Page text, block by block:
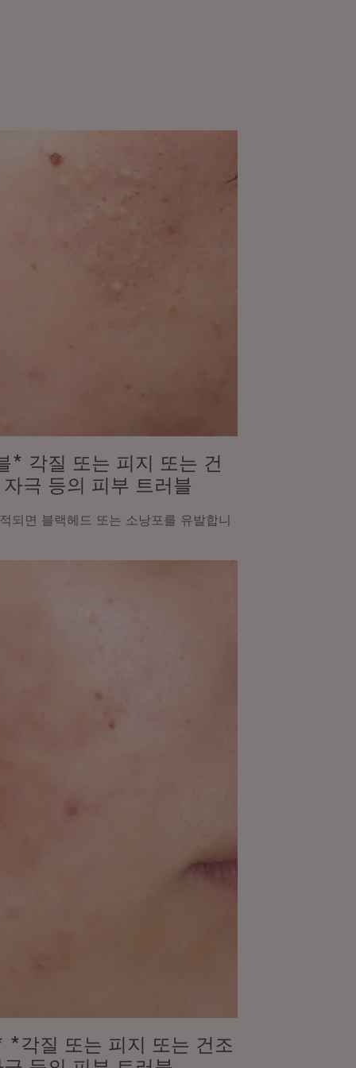
* 각질 또는 피지 또는 건
극 등의 피부 트러블
되면 블랙헤드 또는 소낭포를 유발합니
*각질 또는 피지 또는 건조